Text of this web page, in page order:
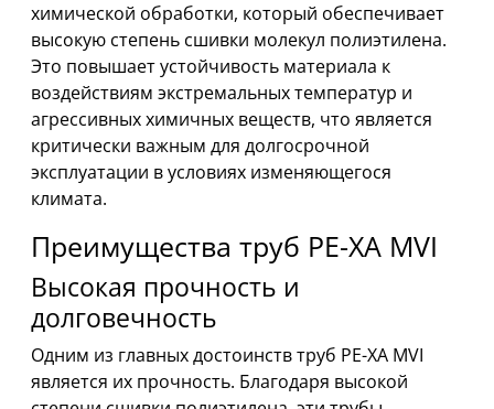
химической обработки, который обеспечивает
высокую степень сшивки молекул полиэтилена.
Это повышает устойчивость материала к
воздействиям экстремальных температур и
агрессивных химичных веществ, что является
критически важным для долгосрочной
эксплуатации в условиях изменяющегося
климата.
Преимущества труб PE-XA MVI
Высокая прочность и
долговечность
Одним из главных достоинств труб PE-XA MVI
является их прочность. Благодаря высокой